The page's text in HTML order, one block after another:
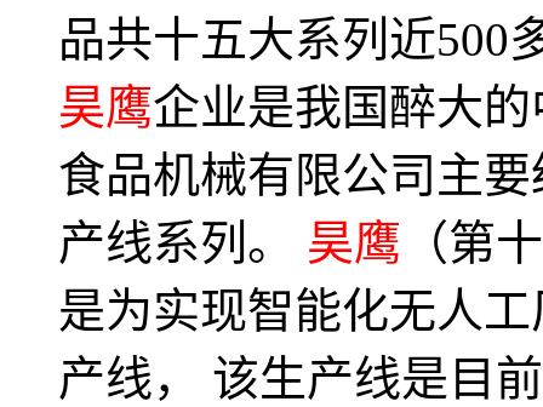
品共十五大系列近500
昊鹰企业是我国醉大
食品机械有限公司主
产线系列。 昊鹰 （第
是为实现智能化无人
产线， 该生产线是目